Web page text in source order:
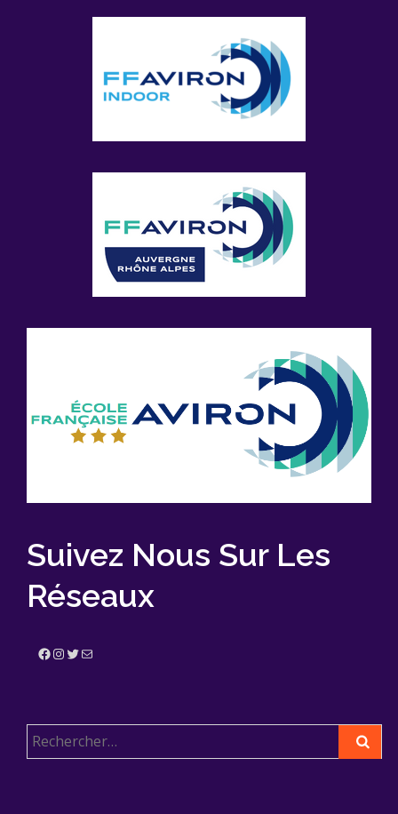
Suivez Nous Sur Les
Réseaux
Facebook InstagramTwitter E-mail
Rechercher :